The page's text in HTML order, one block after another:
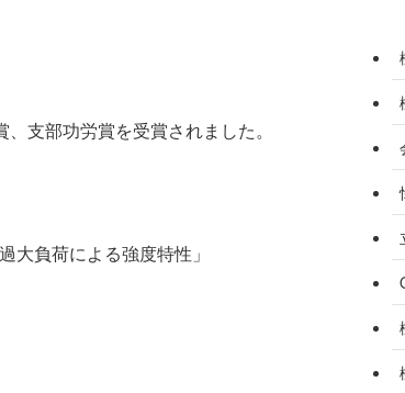
支部功労賞を受賞されました。